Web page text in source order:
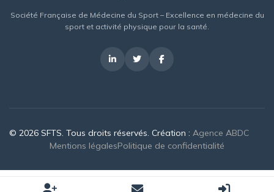
Société Française de Médecine du Sport – Excellence en médecine du
sport et activité physique pour la santé.
© 2026 SFTS. Tous droits réservés. Création : Agence ABDC
Mentions légalesPolitique de confidentialité